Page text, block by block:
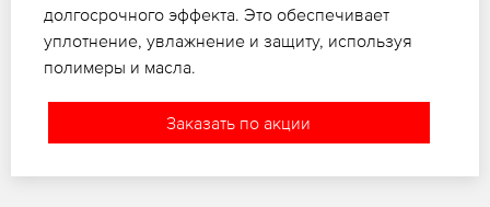
долгосрочного эффекта. Это обеспечивает
уплотнение, увлажнение и защиту, используя
полимеры и масла.
Заказать по акции